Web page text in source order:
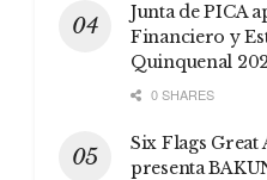
Junta de PICA
Financiero y
Quinquenal
0 SHARES
Six Flags Great
presenta